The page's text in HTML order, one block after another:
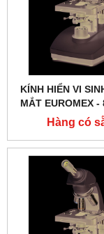
KÍNH HIỂN VI
MẮT EUROMEX -
LED
Hàng có